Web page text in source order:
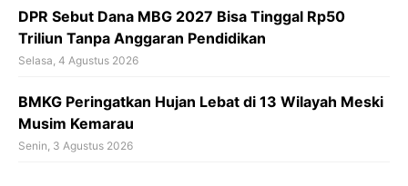
DPR Sebut Dana MBG 2027 Bisa Tinggal Rp50
Triliun Tanpa Anggaran Pendidikan
Selasa, 4 Agustus 2026
BMKG Peringatkan Hujan Lebat di 13 Wilayah Meski
Musim Kemarau
Senin, 3 Agustus 2026